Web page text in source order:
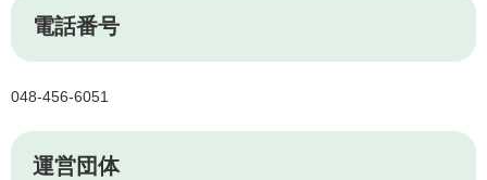
電話番号
048-456-6051
運営団体